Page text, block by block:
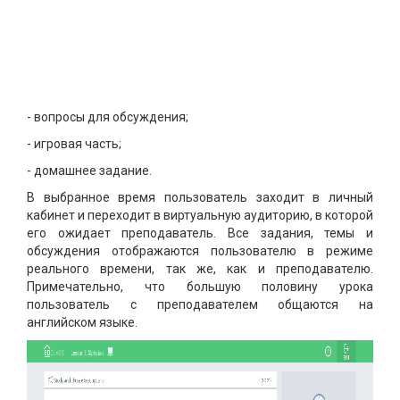
- вопросы для обсуждения;
- игровая часть;
- домашнее задание.
В выбранное время пользователь заходит в личный
кабинет и переходит в виртуальную аудиторию, в которой
его ожидает преподаватель. Все задания, темы и
обсуждения отображаются пользователю в режиме
реального времени, так же, как и преподавателю.
Примечательно, что большую половину урока
пользователь с преподавателем общаются на
английском языке.